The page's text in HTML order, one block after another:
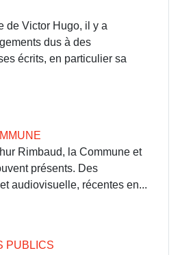
de Victor Hugo, il y a
dus à des
écrits, en particulier sa
Rimbaud, la Commune et
présents. Des
audiovisuelle, récentes en...
PUBLICS